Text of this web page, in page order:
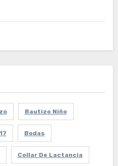
Bautizo Niño
Bodas
Collar De Lactancia